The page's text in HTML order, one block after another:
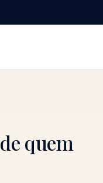
quem